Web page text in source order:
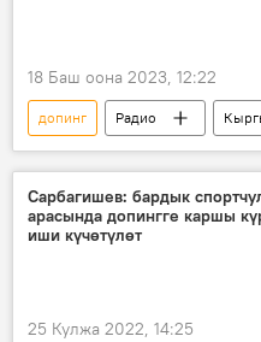
18 Баш оона 2023, 12:22
допинг Радио
Улуттук антидопинг борбору
Спорт
Нургүл
Сарбагишев: бардык
арасында допингге каршы
иши күчөтүлөт
25 Кулжа 2022, 14:25